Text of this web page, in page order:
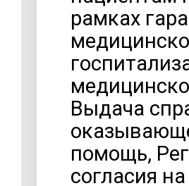
рамках
Выдача
помощь,
согласия